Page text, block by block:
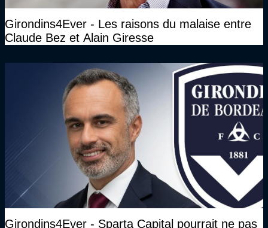
Girondins4Ever - Les raisons du malaise entre
Claude Bez et Alain Giresse
Girondins4Ever - Sparta Capital pourrait ne pas